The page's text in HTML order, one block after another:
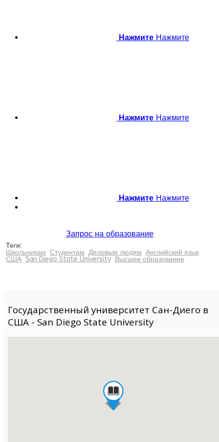
Нажмите Нажмите
Нажмите Нажмите
Нажмите Нажмите
Запрос на образование
Теги:
Школьникам Студентам Деловым людям Английский язык
США San Diego State University Высшее образование
Государственный университет Сан-Диего в
США - San Diego State University